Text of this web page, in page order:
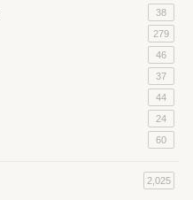
38
279
46
37
44
24
60
2,025